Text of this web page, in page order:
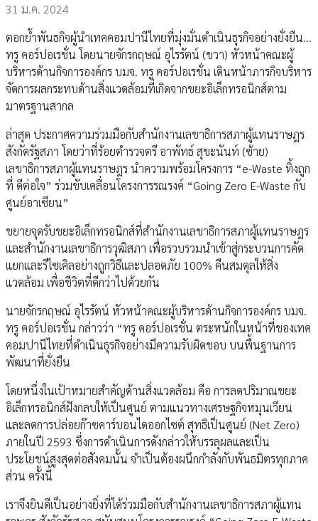
31 ม.ค. 2024
ตอกย้ำพันธกิจผู้นำเทคคอมปานีไทยที่มุ่งมั่นดำเนินธุรกิจอย่างยั่งยืน…
ทรู คอร์ปอเรชั่น โดยนายจักรกฤษณ์ อุไรรัตน์ (ขวา) หัวหน้าคณะผู้
บริหารด้านกิจการองค์กร บมจ. ทรู คอร์ปอเรชั่น เดินหน้าภารกิจบริหาร
จัดการผลกระทบด้านสิ่งแวดล้อมที่เกิดจากขยะอิเล็กทรอนิกส์ตาม
มาตรฐานสากล
ล่าสุด ประกาศความร่วมมือกับสำนักงานเลขาธิการสภาผู้แทนราษฎร
สังกัดรัฐสภา โดยว่าที่ร้อยตำรวจตรี อาพัทธ์ สุขะนันท์ (ซ้าย)
เลขาธิการสภาผู้แทนราษฎร นำความพร้อมโครงการ “e-Waste ทิ้งถูก
ที่ ดีต่อใจ” ร่วมขับเคลื่อนโครงการรณรงค์ “Going Zero E-Waste กับ
ศูนย์อาเซียน”
ขยายจุดรับขยะอิเล็กทรอนิกส์ที่สำนักงานเลขาธิการสภาผู้แทนราษฎร
และสำนักงานเลขาธิการวุฒิสภา เพื่อรวบรวมนำเข้าสู่กระบวนการคัด
แยกและรีไซเคิลอย่างถูกวิธีและปลอดภัย 100% คืนสมดุลให้สิ่ง
แวดล้อม เพื่อชีวิตที่ดีกว่าไปด้วยกัน
นายจักรกฤษณ์ อุไรรัตน์ หัวหน้าคณะผู้บริหารด้านกิจการองค์กร บมจ.
ทรู คอร์ปอเรชั่น กล่าวว่า “ทรู คอร์ปอเรชั่น ตระหนักในหน้าที่ของเทค
คอมปานีไทยที่ดำเนินธุรกิจอย่างมีความรับผิดชอบ บนพื้นฐานการ
พัฒนาที่ยั่งยืน
โดยหนึ่งในเป้าหมายสำคัญด้านสิ่งแวดล้อม คือ การลดปริมาณขยะ
อิเล็กทรอนิกส์ฝังกลบให้เป็นศูนย์ ตามแนวทางเศรษฐกิจหมุนเวียน
และลดการปล่อยก๊าซคาร์บอนไดออกไซต์ สุทธิเป็นศูนย์ (Net Zero)
ภายในปี 2593 ซึ่งการดำเนินการดังกล่าวให้บรรลุผลและเป็น
ประโยชน์สูงสุดต่อสังคมนั้น จำเป็นต้องผนึกกำลังกับพันธมิตรทุกภาค
ส่วน ครั้งนี้
เราจึงยินดีเป็นอย่างยิ่งที่ได้ร่วมมือกับสำนักงานเลขาธิการสภาผู้แทน